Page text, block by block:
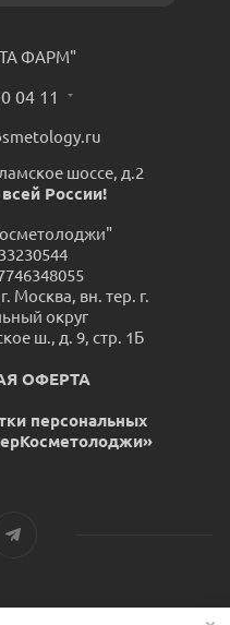
ФАРМ"
04 11
шоссе, д.2
России!
Москва, вн. тер. г.
округ
ш., д. 9, стр. 1Б
ОФЕРТА
персональных